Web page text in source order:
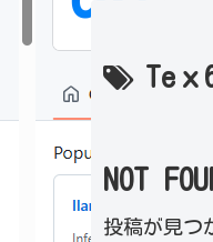
Te
NOT
投稿が見つ